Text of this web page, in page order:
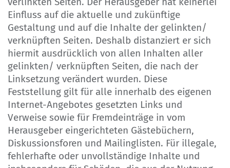
Einfluss auf die aktuelle und zukünftige
Gestaltung und auf die Inhalte der gelinkten/
verknüpften Seiten. Deshalb distanziert er sich
hiermit ausdrücklich von allen Inhalten aller
gelinkten/ verknüpften Seiten, die nach der
Linksetzung verändert wurden. Diese
Feststellung gilt für alle innerhalb des eigenen
Internet-Angebotes gesetzten Links und
Verweise sowie für Fremdeinträge in vom
Herausgeber eingerichteten Gästebüchern,
Diskussionsforen und Mailinglisten. Für illegale,
fehlerhafte oder unvollständige Inhalte und